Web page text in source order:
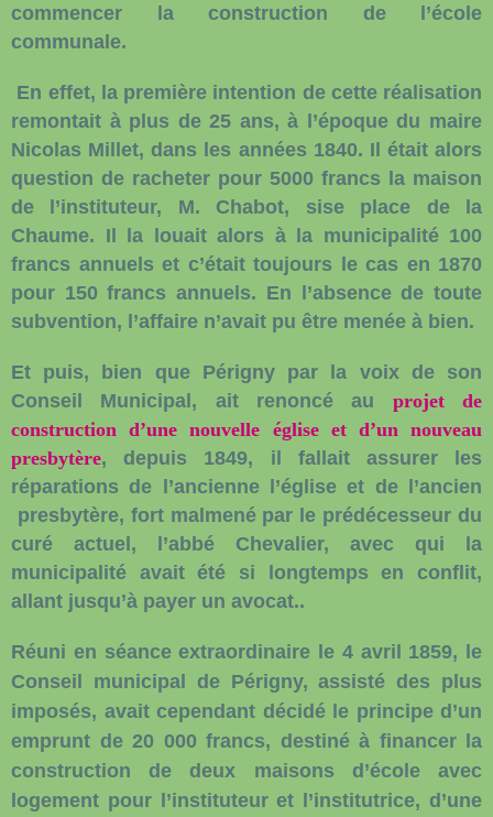
commencer la construction de l’école
communale.
En effet, la première intention de cette réalisation
remontait à plus de 25 ans, à l’époque du maire
Nicolas Millet, dans les années 1840. Il était alors
question de racheter pour 5000 francs la maison
de l’instituteur, M. Chabot, sise place de la
Chaume. Il la louait alors à la municipalité 100
francs annuels et c’était toujours le cas en 1870
pour 150 francs annuels. En l’absence de toute
subvention, l’affaire n’avait pu être menée à bien.
Et puis, bien que Périgny par la voix de son
Conseil Municipal, ait renoncé au projet de
construction d’une nouvelle église et d’un nouveau
presbytère, depuis 1849, il fallait assurer les
réparations de l’ancienne l’église et de l’ancien
presbytère, fort malmené par le prédécesseur du
curé actuel, l’abbé Chevalier, avec qui la
municipalité avait été si longtemps en conflit,
allant jusqu’à payer un avocat..
Réuni en séance extraordinaire le 4 avril 1859, le
Conseil municipal de Périgny, assisté des plus
imposés, avait cependant décidé le principe d’un
emprunt de 20 000 francs, destiné à financer la
construction de deux maisons d’école avec
logement pour l’instituteur et l’institutrice, d’une